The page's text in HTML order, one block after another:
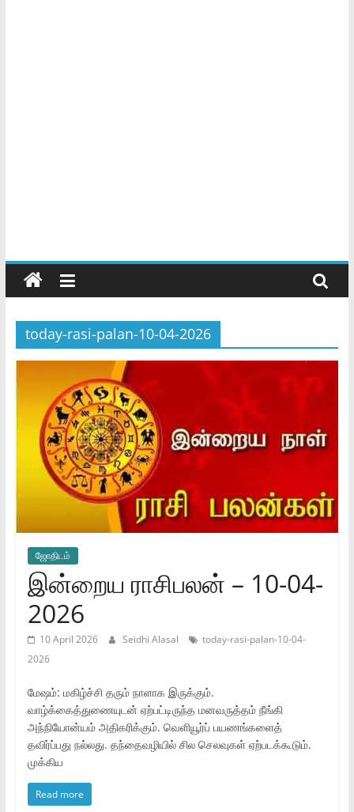
today-rasi-palan-10-04-2026
ஜோ‌திட‌ம்
இன்றைய ராசிபலன் – 10-04-
2026
10 April 2026 Seidhi Alasal
today-rasi-palan-10-04-
2026
மேஷம்: மகிழ்ச்சி தரும் நாளாக இருக்கும்.
வாழ்க்கைத்துணையுடன் ஏற்பட்டிருந்த மனவருத்தம் நீங்கி
அந்நியோன்யம் அதிகரிக்கும். வெளியூர்ப் பயணங்களைத்
தவிர்ப்பது நல்லது. தந்தைவழியில் சில செலவுகள் ஏற்படக்கூடும்.
முக்கிய
Read more